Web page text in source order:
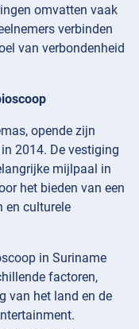
omvatten vaak
verbinden
van verbondenheid
opende zijn
2014. De vestiging
mijlpaal in
het bieden van een
en culturele
in Suriname
factoren,
van het land en de